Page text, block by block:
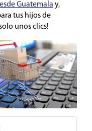
Guatemala y,
tus hijos de
unos clics!